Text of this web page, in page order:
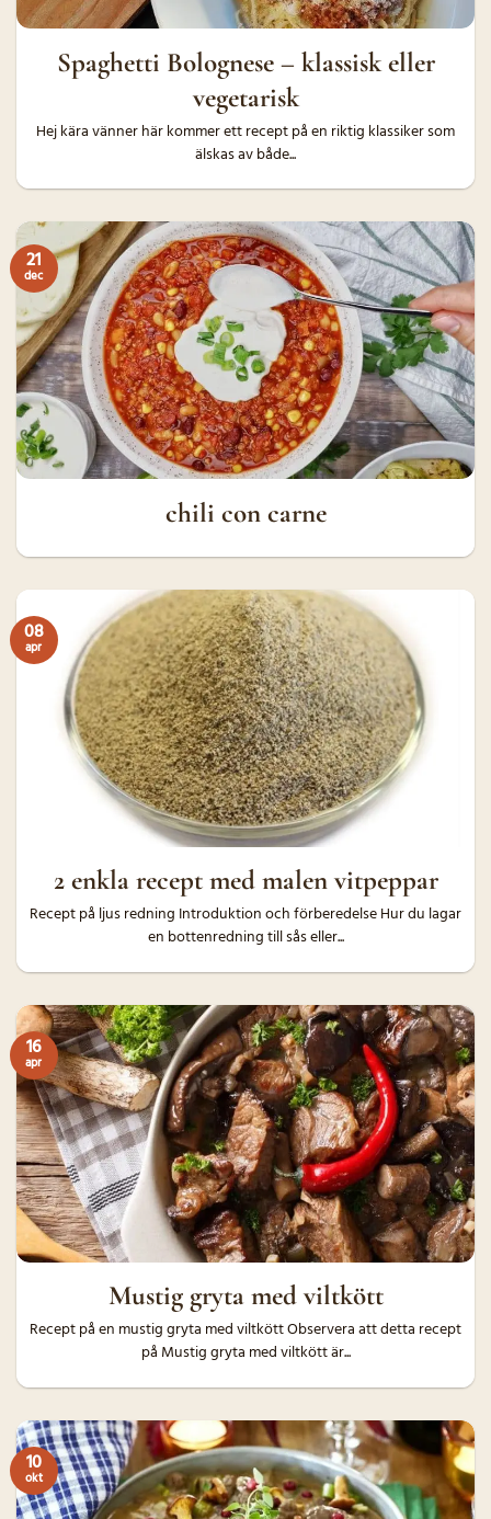
Spaghetti Bolognese – klassisk eller
vegetarisk
Hej kära vänner här kommer ett recept på en riktig klassiker som
älskas av både...
chili con carne
21
dec
2 enkla recept med malen vitpeppar
Recept på ljus redning Introduktion och förberedelse Hur du lagar
en bottenredning till sås eller...
08
apr
Mustig gryta med viltkött
Recept på en mustig gryta med viltkött Observera att detta recept
på Mustig gryta med viltkött är...
16
apr
10
okt